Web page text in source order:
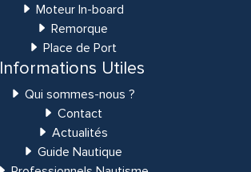
Moteur In-board
Remorque
Place de Port
Informations Utiles
Qui sommes-nous ?
Contact
Actualités
Guide Nautique